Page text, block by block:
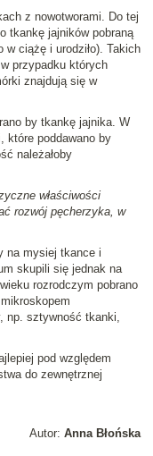
z nowotworami. Do tej
tkankę jajników pobraną
w ciążę i urodziło). Takich
przypadku których
znajdują się w
by tkankę jajnika. W
które poddawano by
należałoby
właściwości
rozwój pęcherzyka, w
na mysiej tkance i
skupili się jednak na
rozrodczym pobrano
np. sztywność tkanki,
pod względem
do zewnętrznej
Autor: Anna Błońska